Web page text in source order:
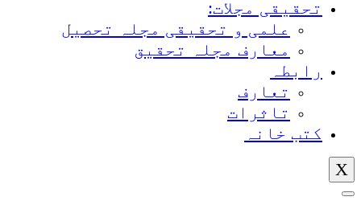
تحقیقی مجلات:
علمی و تحقیقی مجلہ تحصیل
معارف مجلہ تحقیق
رابطہ
تعارف
تاثرات
کتب خانہ
X